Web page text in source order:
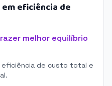
eficiência de
melhor equilíbrio
de custo total e